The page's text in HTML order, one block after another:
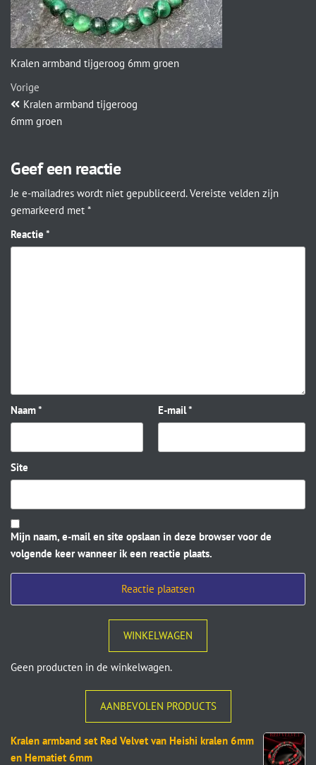
Kralen armband tijgeroog 6mm groen
Vorige
Kralen armband tijgeroog
6mm groen
Geef een reactie
Je e-mailadres wordt niet gepubliceerd. Vereiste velden zijn
gemarkeerd met *
Reactie *
Naam* E-mail*
Site
Mijn naam, e-mail en site opslaan in deze browser voor de
volgende keer wanneer ik een reactie plaats.
WINKELWAGEN
Geen producten in de winkelwagen.
AANBEVOLEN PRODUCTS
Kralen armband set Red Velvet van Heishi kralen 6mm
en Hematiet 6mm